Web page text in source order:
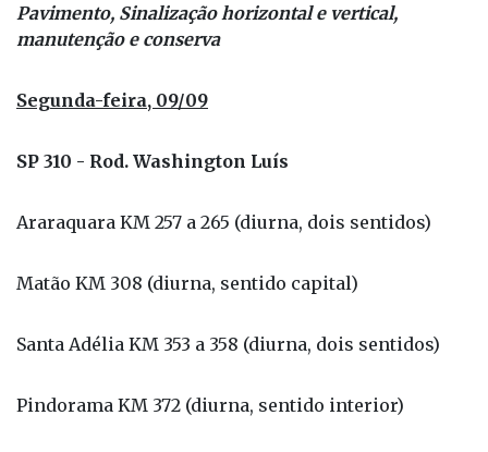
Pavimento, Sinalização horizontal e vertical,
manutenção e conserva
Segunda-feira, 09/09
SP 310 - Rod. Washington Luís
Araraquara KM 257 a 265 (diurna, dois sentidos)
Matão KM 308 (diurna, sentido capital)
Santa Adélia KM 353 a 358 (diurna, dois sentidos)
Pindorama KM 372 (diurna, sentido interior)